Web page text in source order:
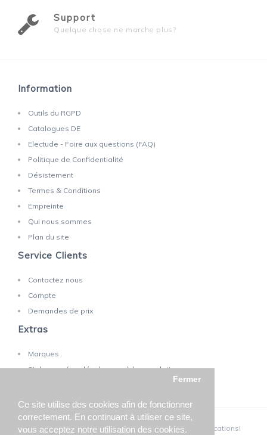
Ce site utilise des cookies afin de fonctionner
correctement. En continuant à utiliser ce site,
vous acceptez notre utilisation des cookies.
Fermer
Support
Quelque chose ne marche plus?
Information
Outils du RGPD
Catalogues DE
Electude - Foire aux questions (FAQ)
Politique de Confidentialité
Désistement
Termes & Conditions
Empreinte
Qui nous sommes
Plan du site
Service Clients
Contactez nous
Compte
Demandes de prix
Extras
Marques
S'abonner / se désabonner à la newsletter
TECHNOLAB SA © 2025 - Sous réserve de toutes modifications!